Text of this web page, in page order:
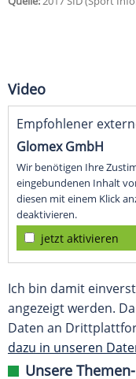
Video
Empfohlener
Glomex GmbH
Wir benötigen Ihre
eingebundenen Inhalt
diesen mit einem Klick
deaktivieren.
jetzt aktivieren
Ich bin damit
angezeigt werden.
Daten an
dazu in unseren
Unsere